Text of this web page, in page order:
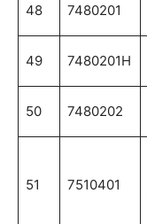
48 7480201
49 7480201H
50 7480202
51 7510401